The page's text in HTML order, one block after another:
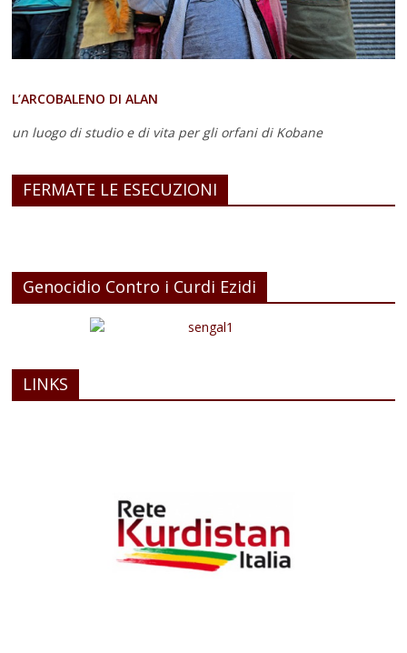
L’ARCOBALENO DI ALAN
un luogo di studio e di vita per gli orfani di Kobane
FERMATE LE ESECUZIONI
Genocidio Contro i Curdi Ezidi
LINKS